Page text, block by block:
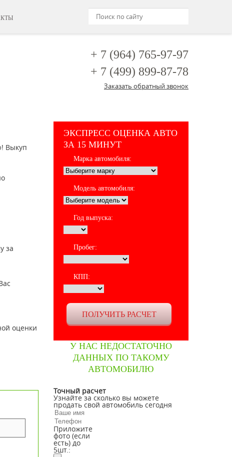
+ 7 (964) 765-97-97
+ 7 (499) 899-87-78
Заказать обратный звонок
ЭКСПРЕСС ОЦЕНКА АВТО
ЗА 15 МИНУТ
Марка автомобиля:
Модель автомобиля:
Год выпуска:
Пробег:
КПП:
У НАС НЕДОСТАТОЧНО
ДАННЫХ ПО ТАКОМУ
АВТОМОБИЛЮ
Точный расчет
Узнайте за сколько вы можете
продать свой автомобиль сегодня
Приложите
фото (если
есть) до
5шт.:
Выкуп
за
оценки